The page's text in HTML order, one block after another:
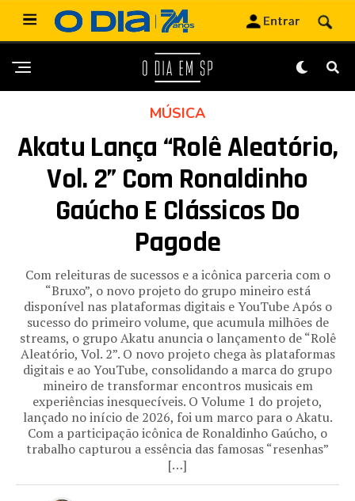
MÚSICA
Akatu Lança “Rolê Aleatório,
Vol. 2” Com Ronaldinho
Gaúcho E Clássicos Do
Pagode
Com releituras de sucessos e a icônica parceria com o
“Bruxo”, o novo projeto do grupo mineiro está
disponível nas plataformas digitais e YouTube Após o
sucesso do primeiro volume, que acumula milhões de
streams, o grupo Akatu anuncia o lançamento de “Rolê
Aleatório, Vol. 2”. O novo projeto chega às plataformas
digitais e ao YouTube, consolidando a marca do grupo
mineiro de transformar encontros musicais em
experiências inesquecíveis. O Volume 1 do projeto,
lançado no início de 2026, foi um marco para o Akatu.
Com a participação icônica de Ronaldinho Gaúcho, o
trabalho capturou a essência das famosas “resenhas”
[…]